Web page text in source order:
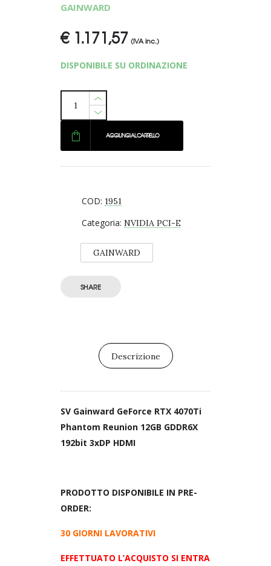
GAINWARD
€1.171,57 (IVA inc.)
DISPONIBILE SU ORDINAZIONE
AGGIUNGI AL CARRELLO
COD: 1951
Categoria: NVIDIA PCI-E
GAINWARD
SHARE
Descrizione
SV Gainward GeForce RTX 4070Ti
Phantom Reunion 12GB GDDR6X
192bit 3xDP HDMI
PRODOTTO DISPONIBILE IN PRE-
ORDER:
30 GIORNI LAVORATIVI
EFFETTUATO L’ACQUISTO SI ENTRA